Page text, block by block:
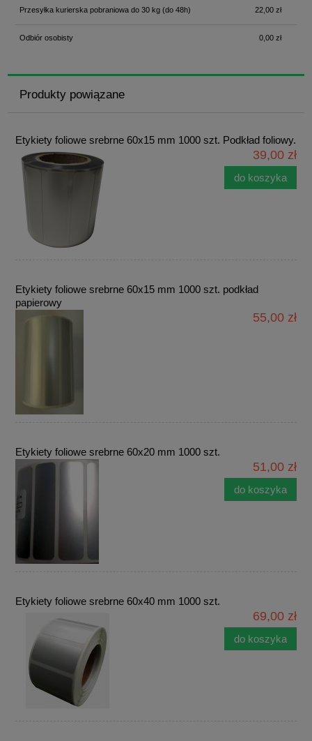
Przesyłka kurierska pobraniowa do 30 kg(do 48h) 22,00 zł
Odbiór osobisty 0,00 zł
Produkty powiązane
Etykiety foliowe srebrne 60x15 mm 1000 szt. Podkład foliowy.
39,00 zł
do koszyka
Etykiety foliowe srebrne 60x15 mm 1000 szt. podkład
papierowy
55,00 zł
Etykiety foliowe srebrne 60x20 mm 1000 szt.
51,00 zł
do koszyka
Etykiety foliowe srebrne 60x40 mm 1000 szt.
69,00 zł
do koszyka